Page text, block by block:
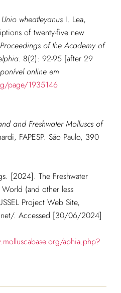
Unio wheatleyanusI. Lea,
of twenty-five new
Proceedings of the Academy of
8(2): 92-95 [after 29
online em
page/1935146
and Freshwater Molluscs of
FAPESP. São Paulo, 390
[2024]. The Freshwater
(and other less
Project Web Site,
. Accessed [30/06/2024]
aphia.php?